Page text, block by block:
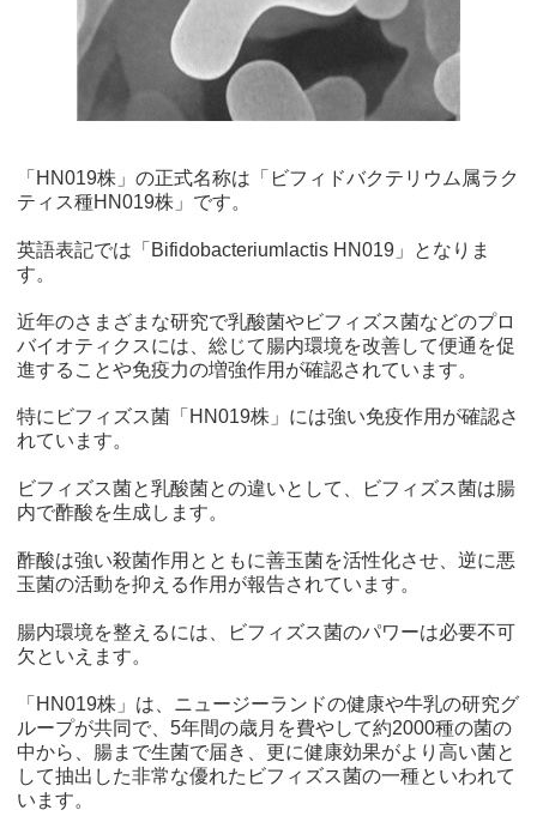
「HN019株」の正式名称は「ビフィドバクテリウム属ラク
ティス種HN019株」です。
英語表記では「Bifidobacteriumlactis HN019」となりま
す。
近年のさまざまな研究で乳酸菌やビフィズス菌などのプロ
バイオティクスには、総じて腸内環境を改善して便通を促
進することや免疫力の増強作用が確認されています。
特にビフィズス菌「HN019株」には強い免疫作用が確認さ
れています。
ビフィズス菌と乳酸菌との違いとして、ビフィズス菌は腸
内で酢酸を生成します。
酢酸は強い殺菌作用とともに善玉菌を活性化させ、逆に悪
玉菌の活動を抑える作用が報告されています。
腸内環境を整えるには、ビフィズス菌のパワーは必要不可
欠といえます。
「HN019株」は、ニュージーランドの健康や牛乳の研究グ
ループが共同で、5年間の歳月を費やして約2000種の菌の
中から、腸まで生菌で届き、更に健康効果がより高い菌と
して抽出した非常な優れたビフィズス菌の一種といわれて
います。